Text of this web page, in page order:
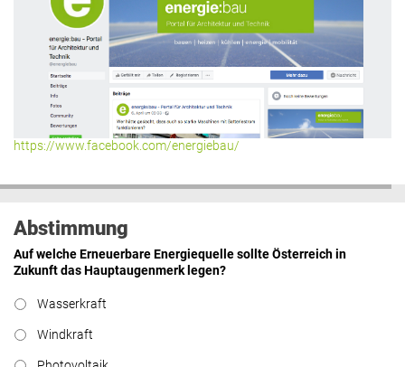
https://www.facebook.com/energiebau/
Abstimmung
Auf welche Erneuerbare Energiequelle sollte Österreich in
Zukunft das Hauptaugenmerk legen?
Wasserkraft
Windkraft